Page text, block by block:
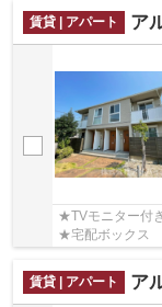
賃貸 | アパート
ア
★TVモニター付
★宅配ボックス
賃貸 | アパート ア